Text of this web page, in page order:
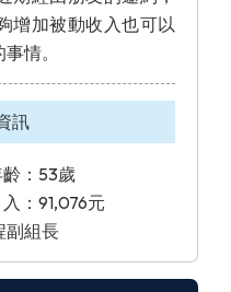
增加被動收入也可以
情。
訊
：53歲
入：91,076元
副組長